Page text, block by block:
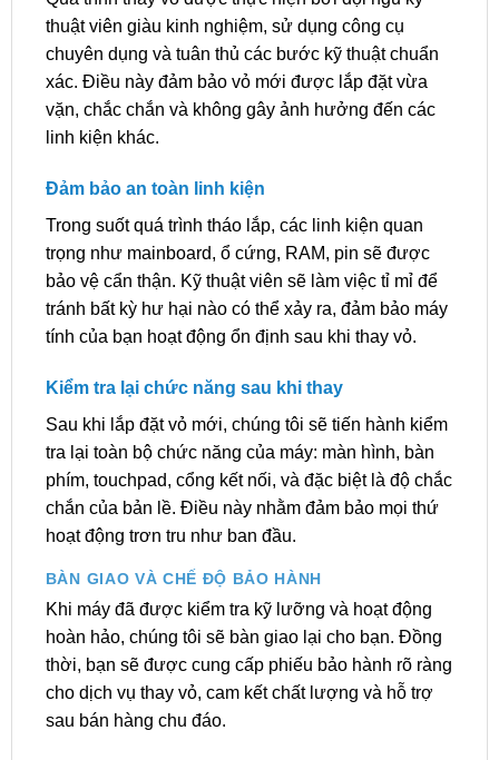
thuật viên giàu kinh nghiệm, sử dụng công cụ
chuyên dụng và tuân thủ các bước kỹ thuật chuẩn
xác. Điều này đảm bảo vỏ mới được lắp đặt vừa
vặn, chắc chắn và không gây ảnh hưởng đến các
linh kiện khác.
Đảm bảo an toàn linh kiện
Trong suốt quá trình tháo lắp, các linh kiện quan
trọng như mainboard, ổ cứng, RAM, pin sẽ được
bảo vệ cẩn thận. Kỹ thuật viên sẽ làm việc tỉ mỉ để
tránh bất kỳ hư hại nào có thể xảy ra, đảm bảo máy
tính của bạn hoạt động ổn định sau khi thay vỏ.
Kiểm tra lại chức năng sau khi thay
Sau khi lắp đặt vỏ mới, chúng tôi sẽ tiến hành kiểm
tra lại toàn bộ chức năng của máy: màn hình, bàn
phím, touchpad, cổng kết nối, và đặc biệt là độ chắc
chắn của bản lề. Điều này nhằm đảm bảo mọi thứ
hoạt động trơn tru như ban đầu.
BÀN GIAO VÀ CHẾ ĐỘ BẢO HÀNH
Khi máy đã được kiểm tra kỹ lưỡng và hoạt động
hoàn hảo, chúng tôi sẽ bàn giao lại cho bạn. Đồng
thời, bạn sẽ được cung cấp phiếu bảo hành rõ ràng
cho dịch vụ thay vỏ, cam kết chất lượng và hỗ trợ
sau bán hàng chu đáo.